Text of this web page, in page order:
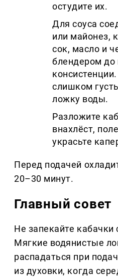
остудите их.
Для соуса
или майонез,
сок, масло и
блендером до
слишком
ложку воды.
Разложите
внахлёст,
украсьте
Перед подачей
20–30 минут.
Главный совет
Не запекайте
Мягкие водянистые
распадаться при
из духовки, когда